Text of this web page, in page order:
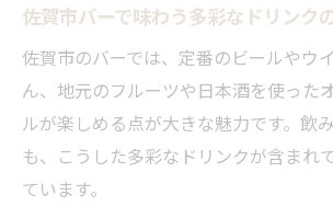
佐賀市バーで味わう多彩なドリンク
佐賀市のバーでは、定番のビールやウ
ん、地元のフルーツや日本酒を使った
ルが楽しめる点が大きな魅力です。飲
も、こうした多彩なドリンクが含まれ
ています。